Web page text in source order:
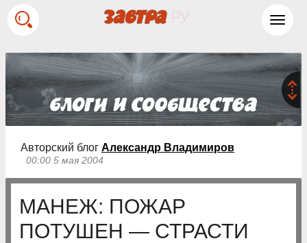
Авторский блог Александр Владимиров
00:00 5 мая 2004
МАНЕЖ: ПОЖАР
ПОТУШЕН — СТРАСТИ